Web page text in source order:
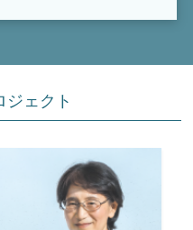
ジェクト